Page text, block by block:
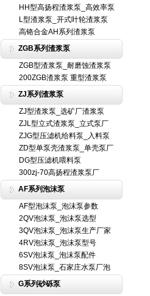
HH型高扬程渣浆泵_高效率泵
L型渣浆泵_开式叶轮渣浆泵
高铬合金AH系列渣浆泵
ZGB系列渣浆泵
ZGB型渣浆泵_耐磨蚀渣浆泵
200ZGB渣浆泵 重型渣浆泵
ZJ系列渣浆泵
ZJ型渣浆泵_选矿厂渣浆泵
ZJL型立式渣浆泵_立式泵厂
ZJG型压滤机给料泵_入料泵
ZD型单泵壳渣浆泵_单壳泵厂
DG型压滤机喂料泵
300zj-70高扬程渣浆泵厂
AF系列泡沫泵
AF型泡沫泵_泡沫泵参数
2QV泡沫泵_泡沫泵选型
3QV泡沫泵_泡沫泵生产厂家
4RV泡沫泵_泡沫泵型号
6SV泡沫泵_泡沫泵配件
8SV泡沫泵_石家庄水泵厂泡
G系列砂砾泵